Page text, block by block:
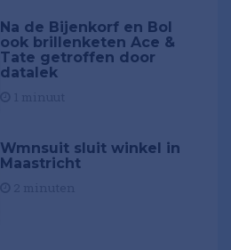
Na de Bijenkorf en Bol
ook brillenketen Ace &
Tate getroffen door
datalek
Wmnsuit sluit winkel in
Maastricht